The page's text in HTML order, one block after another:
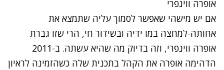
אופרה ווינפרי
אם יש מישהי שאפשר לסמוך עליה שתמצא את
אחותה-למחצה במו ידיה ובשידור חי, הרי שזו גברת
אופרה ווינפרי, וזה בדיוק מה שהיא עשתה. ב-2011
הדהימה אופרה את הקהל בתכנית שלה כשהזמינה לראיון